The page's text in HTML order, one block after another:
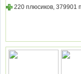
220 плюсиков, 379901